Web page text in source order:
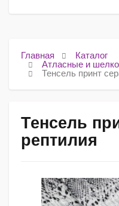
Главная
Каталог
Атласные и
Тенсель принт
Тенсель
рептилия